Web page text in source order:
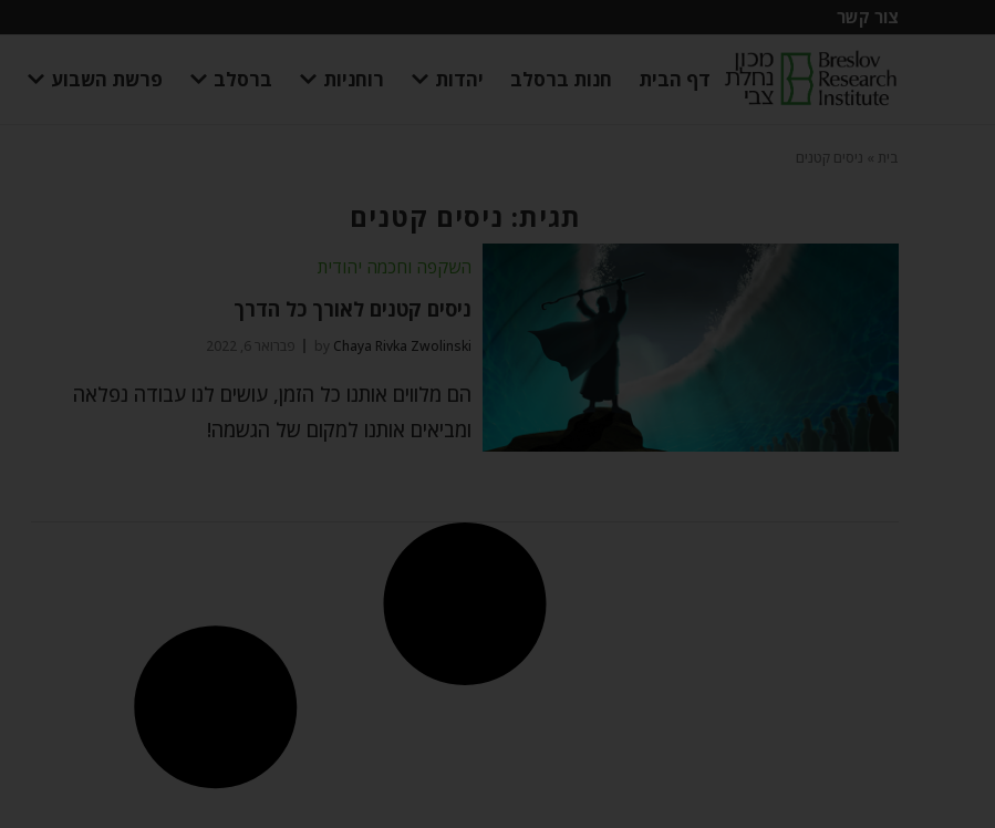
צור קשר
דף הבית חנות ברסלב יהדות רוחניות ברסלב פרשת השבוע
בית ניסים קטנים
תגית: ניסים קטנים
השקפה וחכמה יהודית
ניסים קטנים לאורך כל הדרך
by Chaya Rivka Zwolinski פברואר 6, 2022
הם מלווים אותנו כל הזמן, עושים לנו עבודה נפלאה
ומביאים אותנו למקום של הגשמה!